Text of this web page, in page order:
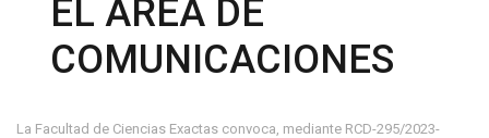
EL ÁREA DE
COMUNICACIONES
La Facultad de Ciencias Exactas convoca, mediante RCD-295/2023-